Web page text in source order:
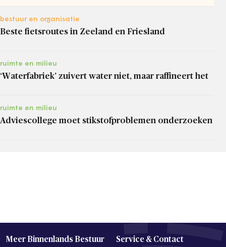
bestuur en organisatie
Beste fietsroutes in Zeeland en Friesland
ruimte en milieu
‘Waterfabriek’ zuivert water niet, maar raffineert het
ruimte en milieu
Adviescollege moet stikstofproblemen onderzoeken
Meer Binnenlands Bestuur Service & Contact